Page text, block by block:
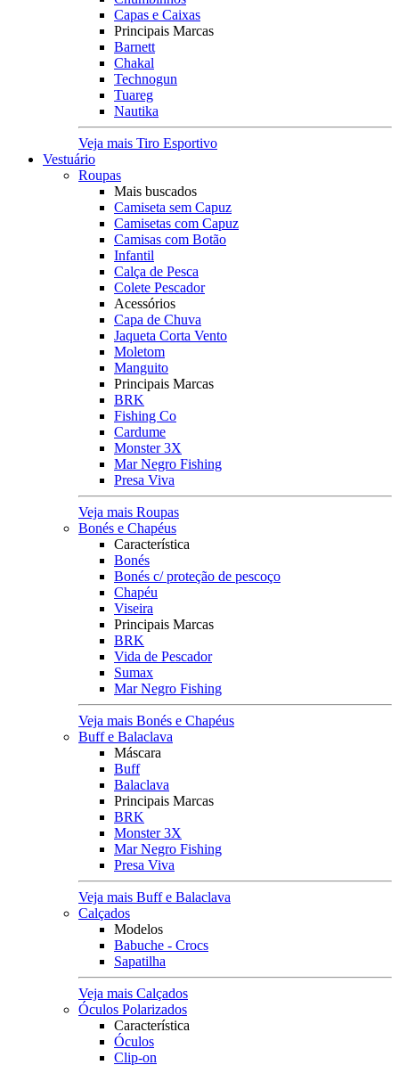
Capas e Caixas
Principais Marcas
Barnett
Chakal
Technogun
Tuareg
Nautika
Veja mais Tiro Esportivo
Vestuário
Roupas
Mais buscados
Camiseta sem Capuz
Camisetas com Capuz
Camisas com Botão
Infantil
Calça de Pesca
Colete Pescador
Acessórios
Capa de Chuva
Jaqueta Corta Vento
Moletom
Manguito
Principais Marcas
BRK
Fishing Co
Cardume
Monster 3X
Mar Negro Fishing
Presa Viva
Veja mais Roupas
Bonés e Chapéus
Característica
Bonés
Bonés c/ proteção de pescoço
Chapéu
Viseira
Principais Marcas
BRK
Vida de Pescador
Sumax
Mar Negro Fishing
Veja mais Bonés e Chapéus
Buff e Balaclava
Máscara
Buff
Balaclava
Principais Marcas
BRK
Monster 3X
Mar Negro Fishing
Presa Viva
Veja mais Buff e Balaclava
Calçados
Modelos
Babuche - Crocs
Sapatilha
Veja mais Calçados
Óculos Polarizados
Característica
Óculos
Clip-on